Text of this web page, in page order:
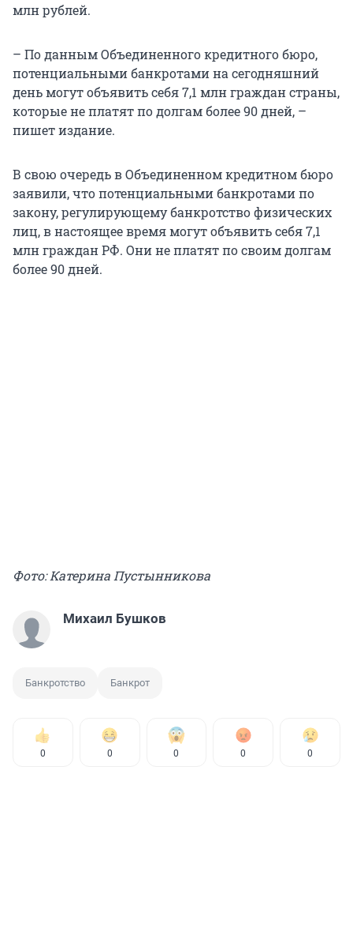
млн рублей.
– По данным Объединенного кредитного бюро,
потенциальными банкротами на сегодняшний
день могут объявить себя 7,1 млн граждан страны,
которые не платят по долгам более 90 дней, –
пишет издание.
В свою очередь в Объединенном кредитном бюро
заявили, что потенциальными банкротами по
закону, регулирующему банкротство физических
лиц, в настоящее время могут объявить себя 7,1
млн граждан РФ. Они не платят по своим долгам
более 90 дней.
Фото: Катерина Пустынникова
Михаил Бушков
Банкротство Банкрот
0 0 0 0 0